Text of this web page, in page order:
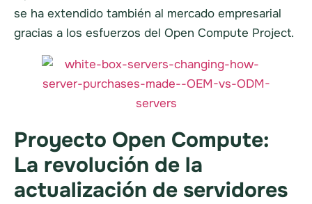
se ha extendido también al mercado empresarial
gracias a los esfuerzos del Open Compute Project.
Proyecto Open Compute:
La revolución de la
actualización de servidores